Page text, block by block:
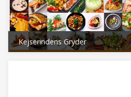
Kejserindens Gryder